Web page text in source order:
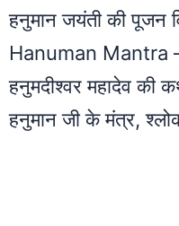
हनुमान जयंती की पूजन
Hanuman Mantra –
हनुमदीश्वर महादेव की
हनुमान जी के मंत्र,